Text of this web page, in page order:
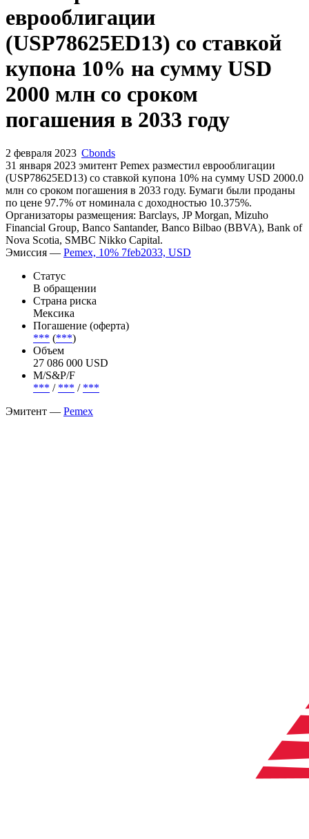
Новый выпуск: эмитент
Pemex разместил
еврооблигации
(USP78625ED13) со ставкой
купона 10% на сумму USD
погашения в 2033 году
2 февраля 2023 Cbonds
31 января 2023 эмитент Pemex разместил еврооблигации
(USP78625ED13) cо ставкой купона 10% на сумму USD 2000.0
млн со сроком погашения в 2033 году. Бумаги были проданы
по цене 97.7% от номинала с доходностью 10.375%.
Financial Group, Banco Santander, Banco Bilbao (BBVA), Bank of
Nova Scotia, SMBC Nikko Capital.
Эмиссия —Pemex, 10% 7feb2033, USD
Статус
В обращении
Страна риска
Мексика
Погашение (оферта)
*** ( ***)
27 086 000 USD